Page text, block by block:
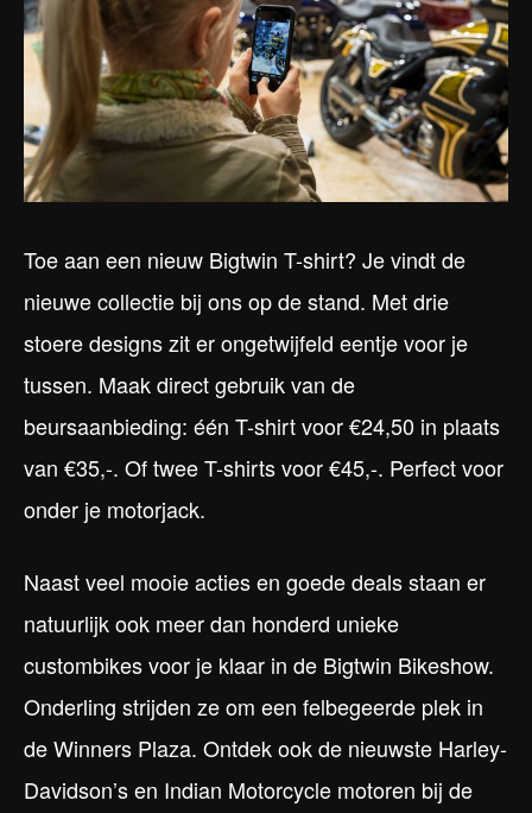
Toe aan een nieuw Bigtwin T-shirt? Je vindt de
nieuwe collectie bij ons op de stand. Met drie
stoere designs zit er ongetwijfeld eentje voor je
tussen. Maak direct gebruik van de
beursaanbieding: één T-shirt voor €24,50 in plaats
van €35,-. Of twee T-shirts voor €45,-. Perfect voor
onder je motorjack.
Naast veel mooie acties en goede deals staan er
natuurlijk ook meer dan honderd unieke
custombikes voor je klaar in de Bigtwin Bikeshow.
Onderling strijden ze om een felbegeerde plek in
de Winners Plaza. Ontdek ook de nieuwste Harley-
Davidson’s en Indian Motorcycle motoren bij de